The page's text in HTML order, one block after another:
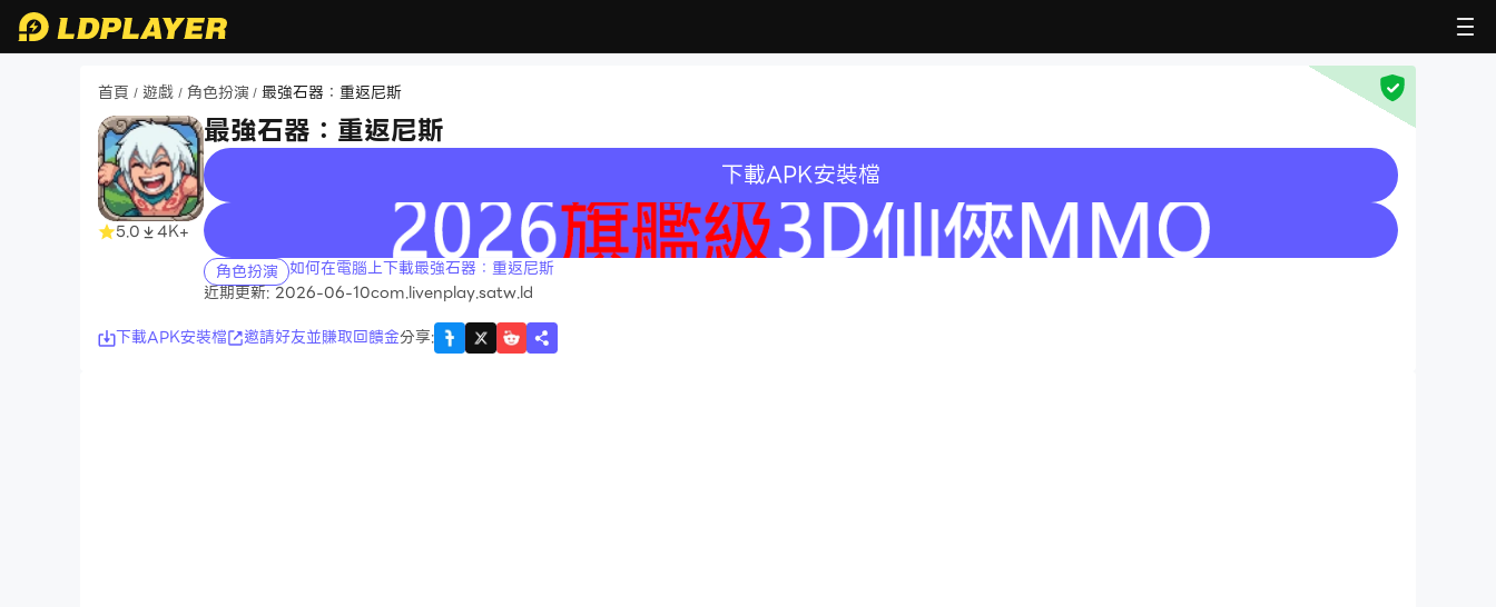
首頁 / 遊戲 / 角色扮演 / 最強石器：重返尼斯
5.0 4K+
最強石器：重返尼斯
recommend
下載APK安裝檔
recommend
角色扮演 如何在電腦上下載最強石器：重返尼斯
近期更新: 2026-06-10com.livenplay.satw.ld
下載APK安裝檔
邀請好友並賺取回饋金分享: